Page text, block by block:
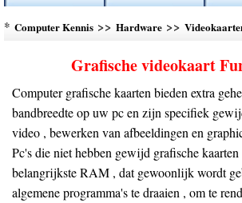
* Computer Kennis >> Hardware >>
Grafische videokaart
Computer grafische kaarten bieden extra
bandbreedte op uw pc en zijn specifiek
video , bewerken van afbeeldingen en
Pc's die niet hebben gewijd grafische
belangrijkste RAM , dat gewoonlijk wordt
algemene programma's te draaien , om te